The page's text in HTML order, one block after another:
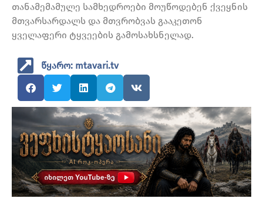
თანამემამულე სამხედროები მოუწოდებენ ქვეყნის
მთვარსარდალს და მთვრობვას გააკეთონ
ყველაფერი ტყვეების გამოსახსნელად.
წყარო: mtavari.tv